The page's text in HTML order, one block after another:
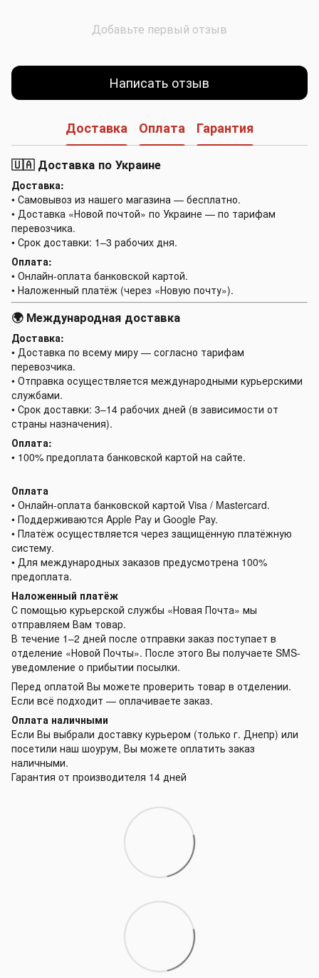
Добавьте первый отзыв
Написать отзыв
Доставка Оплата Гарантия
🇺🇦 Доставка по Украине
Доставка:
• Самовывоз из нашего магазина — бесплатно.
• Доставка «Новой почтой» по Украине — по тарифам
перевозчика.
• Срок доставки: 1–3 рабочих дня.
Оплата:
• Онлайн-оплата банковской картой.
• Наложенный платёж (через «Новую почту»).
🌍 Международная доставка
Доставка:
• Доставка по всему миру — согласно тарифам
перевозчика.
• Отправка осуществляется международными курьерскими
службами.
• Срок доставки: 3–14 рабочих дней (в зависимости от
страны назначения).
Оплата:
• 100% предоплата банковской картой на сайте.
Оплата
• Онлайн-оплата банковской картой Visa / Mastercard.
• Поддерживаются Apple Pay и Google Pay.
• Платёж осуществляется через защищённую платёжную
систему.
• Для международных заказов предусмотрена 100%
предоплата.
Наложенный платёж
С помощью курьерской службы «Новая Почта» мы
отправляем Вам товар.
В течение 1–2 дней после отправки заказ поступает в
отделение «Новой Почты». После этого Вы получаете SMS-
уведомление о прибытии посылки.
Перед оплатой Вы можете проверить товар в отделении.
Если всё подходит — оплачиваете заказ.
Оплата наличными
Если Вы выбрали доставку курьером (только г. Днепр) или
посетили наш шоурум, Вы можете оплатить заказ
наличными.
Гарантия от производителя 14 дней